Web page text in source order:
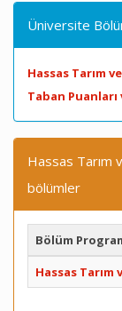
Üniversite
Hassas Tarım
Taban Puanları
Hassas Tarım
bölümler
Bölüm
Hassas Tarım